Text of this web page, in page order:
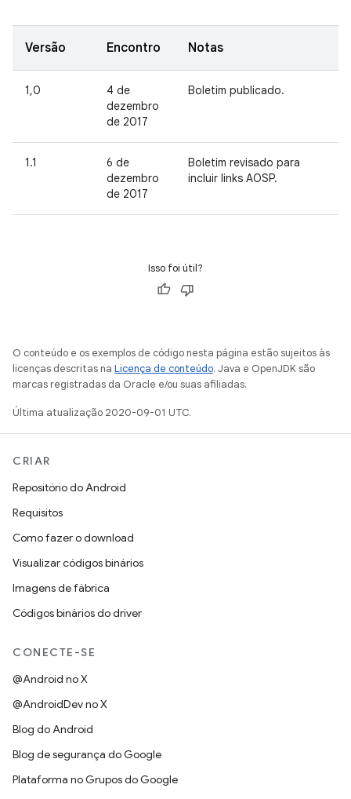
Versão Encontro Notas
1,0
4 de
dezembro
de 2017
Boletim publicado.
1.1
6 de
dezembro
de 2017
Boletim revisado para
incluir links AOSP.
Isso foi útil?
O conteúdo e os exemplos de código nesta página estão sujeitos às
licenças descritas na Licença de conteúdo. Java e OpenJDK são
marcas registradas da Oracle e/ou suas afiliadas.
Última atualização 2020-09-01 UTC.
CRIAR
Repositório do Android
Requisitos
Como fazer o download
Visualizar códigos binários
Imagens de fábrica
Códigos binários do driver
CONECTE-SE
@Android no X
@AndroidDev no X
Blog do Android
Blog de segurança do Google
Plataforma no Grupos do Google